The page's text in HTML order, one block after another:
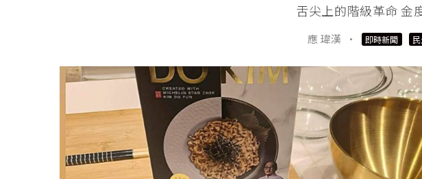
舌尖上的階級革命 金
應 瑋漢 · 即時新聞